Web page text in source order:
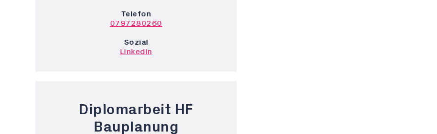
Telefon
0797280260
Sozial
Linkedin
Diplomarbeit HF
Bauplanung